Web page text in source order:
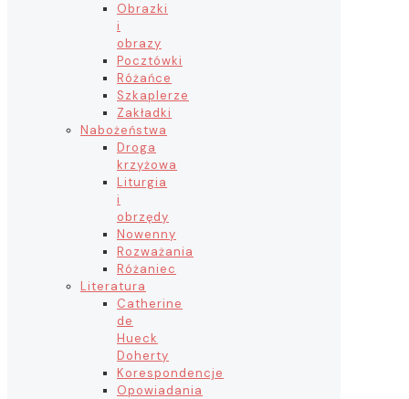
Obrazki
i
obrazy
Pocztówki
Różańce
Szkaplerze
Zakładki
Nabożeństwa
Droga
krzyżowa
Liturgia
i
obrzędy
Nowenny
Rozważania
Różaniec
Literatura
Catherine
de
Hueck
Doherty
Korespondencje
Opowiadania